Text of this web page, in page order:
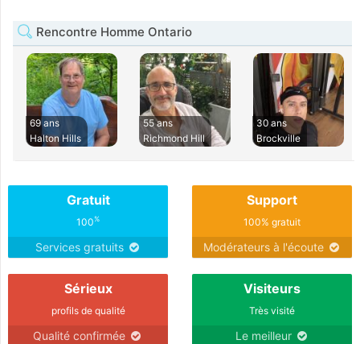
Rencontre Homme Ontario
69 ans
Halton Hills
55 ans
Richmond Hill
30 ans
Brockville
Gratuit
100%
Services gratuits
Support
100% gratuit
Modérateurs à l'écoute
Sérieux
profils de qualité
Qualité confirmée
Visiteurs
Très visité
Le meilleur